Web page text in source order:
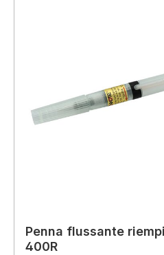
Penna flussante
400R